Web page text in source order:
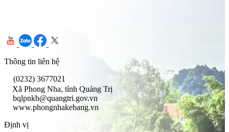
Thông tin liên hệ
(0232) 3677021
Xã Phong Nha, tỉnh Quảng Trị
bqlpnkb@quangtri.gov.vn
www.phongnhakebang.vn
Định vị